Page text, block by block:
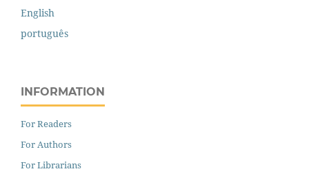
English
português
INFORMATION
For Readers
For Authors
For Librarians